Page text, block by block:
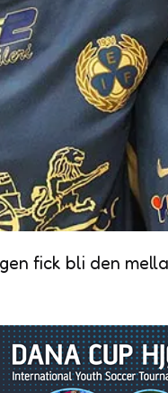
fick bli den